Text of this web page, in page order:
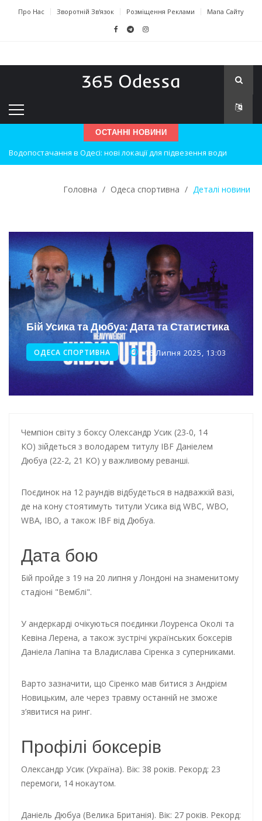
Про Нас Зворотній Зв'язок Розміщення Реклами Мапа Сайту
ОСТАННІ НОВИНИ
Водопостачання в Одесі: нові локації для підвезення води
Нічна атака на Одесу: наслідки вибухів
Новини з Зимової школи інсульту в Швейцарії
Інтеграція ветеранів в українське суспільство
Нічна атака на Одесу: наслідки обстрілу
Енергетична підтримка для Одеси
Головна / Одеса спортивна / Деталі новини
Бій Усика та Дюбуа: Дата та Статистика
ОДЕСА СПОРТИВНА 16 Липня 2025, 13:03
Чемпіон світу з боксу Олександр Усик (23-0, 14
КО) зійдеться з володарем титулу IBF Даніелем
Дюбуа (22-2, 21 КО) у важливому реванші.
Поєдинок на 12 раундів відбудеться в надважкій вазі,
де на кону стоятимуть титули Усика від WBC, WBO,
WBA, IBO, а також IBF від Дюбуа.
Дата бою
Бій пройде з 19 на 20 липня у Лондоні на знаменитому
стадіоні "Вемблі".
У андеркарді очікуються поєдинки Лоуренса Околі та
Кевіна Лерена, а також зустрічі українських боксерів
Даніела Лапіна та Владислава Сіренка з суперниками.
Варто зазначити, що Сіренко мав битися з Андрієм
Новицьким, але через травму останній не зможе
з’явитися на ринг.
Профілі боксерів
Олександр Усик (Україна). Вік: 38 років. Рекорд: 23
перемоги, 14 нокаутом.
Даніель Дюбуа (Велика Британія). Вік: 27 років. Рекорд: